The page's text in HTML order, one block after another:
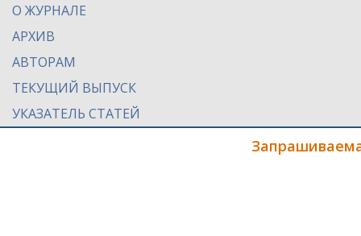
О ЖУРНАЛЕ
АРХИВ
АВТОРАМ
ТЕКУЩИЙ ВЫПУСК
УКАЗАТЕЛЬ СТАТЕЙ